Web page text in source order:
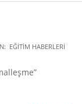
EĞITIM HABERLERI